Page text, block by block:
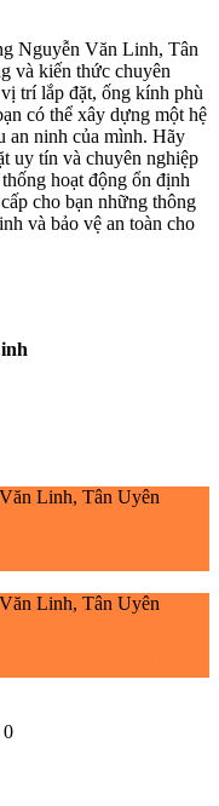
Nguyễn Văn Linh, Tân
và kiến thức chuyên
trí lắp đặt, ống kính phù
có thể xây dựng một hệ
an ninh của mình. Hãy
uy tín và chuyên nghiệp
hoạt động ổn định
cho bạn những thông
và bảo vệ an toàn cho
0